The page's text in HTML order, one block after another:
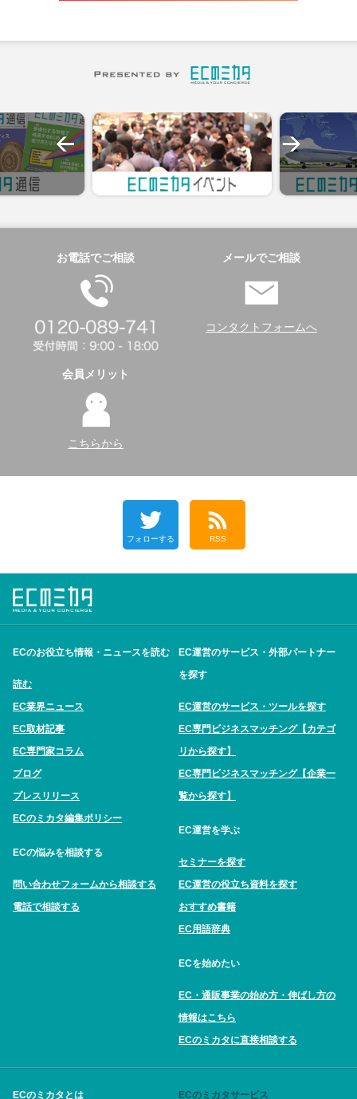
お電話でご相談 メールでご相談
コンタクトフォームへ
会員メリット
こちらから
フォローする RSS
ECのお役立ち情報・ニュースを読む
読む
EC業界ニュース
EC取材記事
EC専門家コラム
ブログ
プレスリリース
ECのミカタ編集ポリシー
ECの悩みを相談する
問い合わせフォームから相談する
電話で相談する
EC運営のサービス・外部パートナー
を探す
EC運営のサービス・ツールを探す
EC専門ビジネスマッチング【カテゴ
リから探す】
EC専門ビジネスマッチング【企業一
覧から探す】
EC運営を学ぶ
セミナーを探す
EC運営の役立ち資料を探す
おすすめ書籍
EC用語辞典
ECを始めたい
EC・通販事業の始め方・伸ばし方の
情報はこちら
ECのミカタに直接相談する
ECのミカタとは ECのミカタサービス